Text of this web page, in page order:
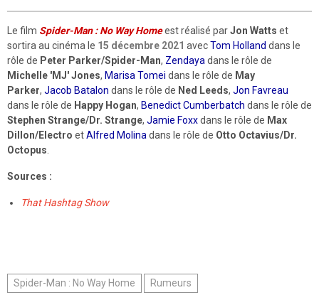
Le film Spider-Man : No Way Homeest réalisé parJon Watts et
sortira au cinéma le 15 décembre 2021 avecTom Holland dans le
rôle de Peter Parker/Spider-Man, Zendaya dans le rôle de
Michelle 'MJ' Jones, Marisa Tomei dans le rôle de May
Parker, Jacob Batalon dans le rôle de Ned Leeds, Jon Favreau
dans le rôle de Happy Hogan, Benedict Cumberbatch dans le rôle de
Stephen Strange/Dr. Strange, Jamie Foxxdans le rôle de Max
Dillon/Electro etAlfred Molina dans le rôle de Otto Octavius/Dr.
Octopus
Sources :
That Hashtag Show
Spider-Man : No Way Home Rumeurs